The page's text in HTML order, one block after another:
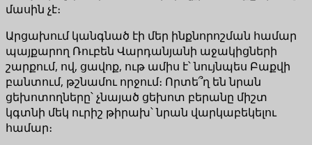
մասին չէ։
Արցախում կանգնած էի մեր ինքնորոշման համար
պայքարող Ռուբեն Վարդանյանի աջակիցների
շարքում, ով, ցավոք, ութ ամիս է՝ նույնպես Բաքվի
բանտում, թշնամու որջում։ Որտե՞ղ են նրան
ցեխոտողները՝ չնայած ցեխոտ բերանը միշտ
կգտնի մեկ ուրիշ թիրախ՝ նրան վարկաբեկելու
համար։